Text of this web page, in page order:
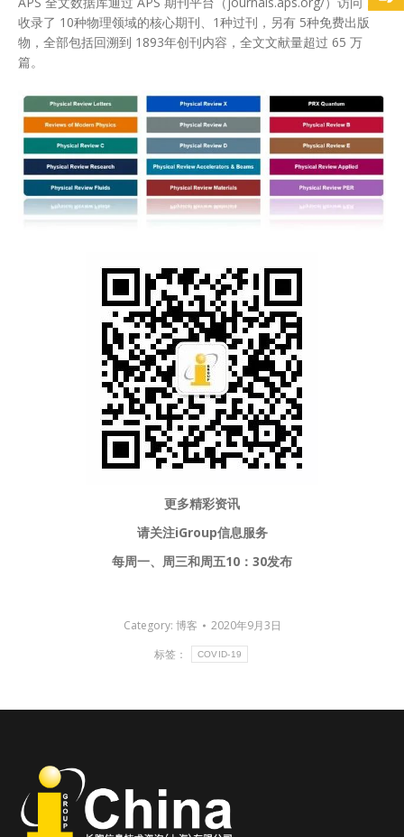
收录了 10种物理领域的核心期刊、1种过刊，另有 5种免费出版
物，全部包括回溯到 1893年创刊内容，全文文献量超过 65 万
篇。
更多精彩资讯
请关注iGroup信息服务
每周一、周三和周五10：30发布
Category: 博客
2020年9月3日
标签：
COVID-19